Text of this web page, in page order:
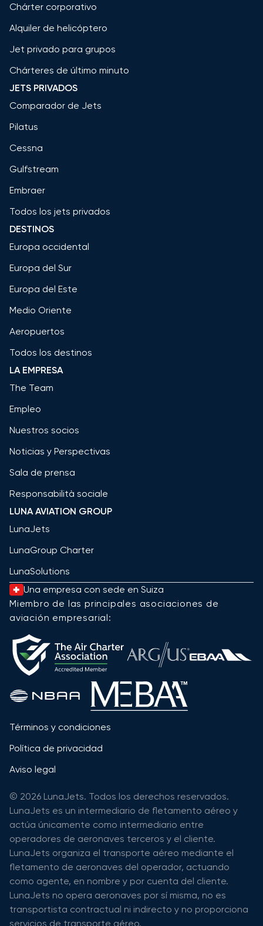
Chárter corporativo
Alquiler de helicóptero
Jet privado para grupos
Chárteres de último minuto
JETS PRIVADOS
Comparador de Jets
Pilatus
Cessna
Gulfstream
Embraer
Todos los jets privados
DESTINOS
Europa occidental
Europa del Sur
Europa del Este
Medio Oriente
Aeropuertos
Todos los destinos
LA EMPRESA
The Team
Empleo
Nuestros socios
Noticias y Perspectivas
Sala de prensa
Responsabilità sociale
LUNA AVIATION GROUP
LunaJets
LunaGroup Charter
LunaSolutions
Una empresa con sede en Suiza
Miembro de las principales asociaciones de
aviación empresarial:
Términos y condiciones
Política de privacidad
Aviso legal
© 2026 LunaJets. Todos los derechos reservados.
LunaJets es un intermediario de fletamento aéreo y
actúa únicamente como intermediario entre
operadores de aeronaves terceros y el cliente.
LunaJets organiza el transporte aéreo mediante el
fletamento de aeronaves del operador, actuando
como agente, en nombre y por cuenta del cliente.
LunaJets no opera aeronaves por sí misma, no es
transportista contractual ni indirecto y no proporciona
servicios de transporte aéreo.